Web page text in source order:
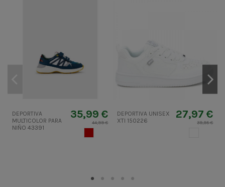
DEPORTIVA
MULTICOLOR PARA
NIÑO 43391
35,99 €
44,99 €
DEPORTIVA UNISEX
XTI 150226
27,97 €
39,95 €